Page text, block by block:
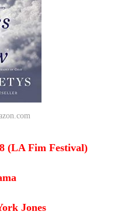
(LA Fim Festival)
Jones